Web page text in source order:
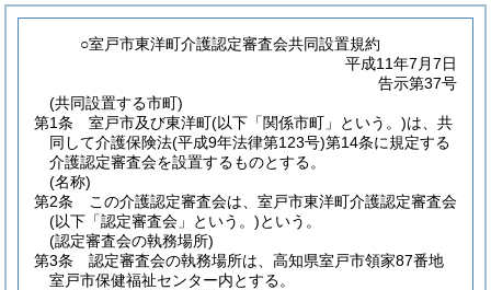
○室戸市東洋町介護認定審査会共同設置規約
平成11年7月7日
告示第37号
(共同設置する市町)
第1条
室戸市及び東洋町(以下「関係市町」という。)は、共
同して介護保険法(平成9年法律第123号)第14条に規定する
介護認定審査会を設置するものとする。
(名称)
第2条
この介護認定審査会は、室戸市東洋町介護認定審査会
(以下「認定審査会」という。)という。
(認定審査会の執務場所)
第3条
認定審査会の執務場所は、高知県室戸市領家87番地
室戸市保健福祉センター内とする。